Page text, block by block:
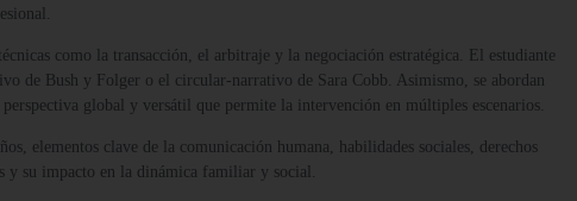
como la transacción, el arbitraje y la negociación estratégica. El estudiante
de Bush y Folger o el circular-narrativo de Sara Cobb. Asimismo, se abordan
global y versátil que permite la intervención en múltiples escenarios.
elementos clave de la comunicación humana, habilidades sociales, derechos
y su impacto en la dinámica familiar y social.